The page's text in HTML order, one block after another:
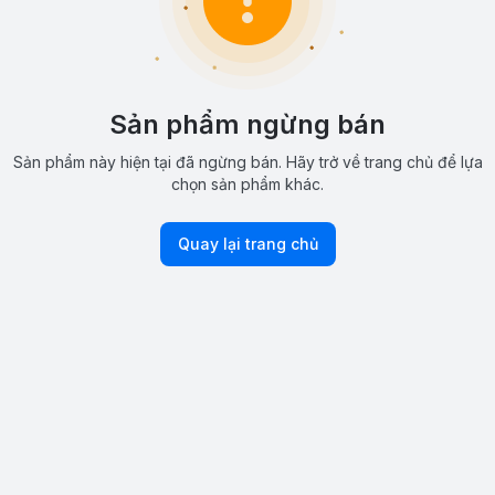
Sản phẩm ngừng bán
Sản phẩm này hiện tại đã ngừng bán. Hãy trở về trang chủ để lựa
chọn sản phẩm khác.
Quay lại trang chủ